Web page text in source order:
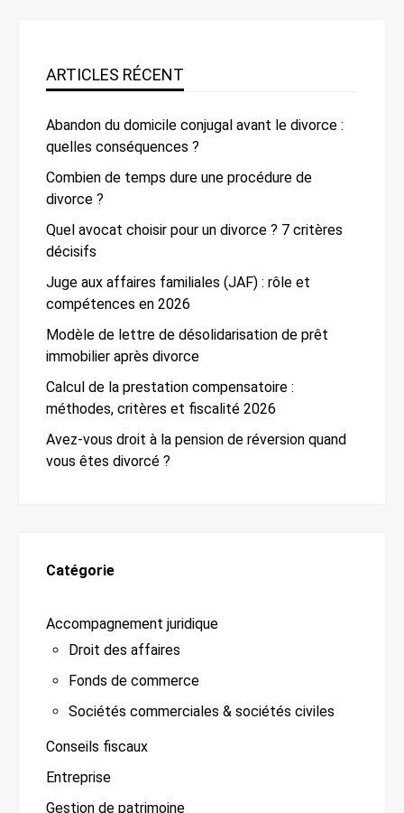
ARTICLES RÉCENT
Abandon du domicile conjugal avant le divorce :
quelles conséquences ?
Combien de temps dure une procédure de
divorce ?
Quel avocat choisir pour un divorce ? 7 critères
décisifs
Juge aux affaires familiales (JAF) : rôle et
compétences en 2026
Modèle de lettre de désolidarisation de prêt
immobilier après divorce
Calcul de la prestation compensatoire :
méthodes, critères et fiscalité 2026
Avez-vous droit à la pension de réversion quand
vous êtes divorcé ?
Catégorie
Accompagnement juridique
Droit des affaires
Fonds de commerce
Sociétés commerciales & sociétés civiles
Conseils fiscaux
Entreprise
Gestion de patrimoine